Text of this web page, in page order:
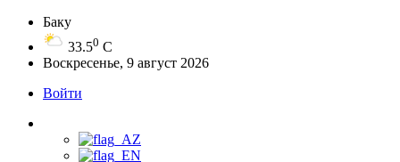
Баку
33.50 C
Воскресенье, 9 август 2026
Войти